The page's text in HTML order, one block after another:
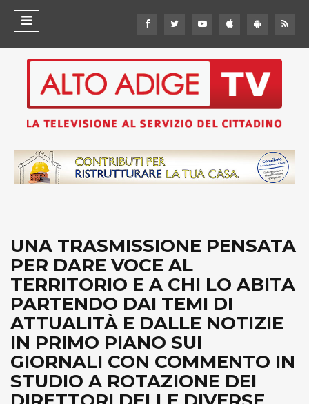
UNA TRASMISSIONE PENSATA
PER DARE VOCE AL
TERRITORIO E A CHI LO ABITA
PARTENDO DAI TEMI DI
ATTUALITÀ E DALLE NOTIZIE
IN PRIMO PIANO SUI
GIORNALI CON COMMENTO IN
STUDIO A ROTAZIONE DEI